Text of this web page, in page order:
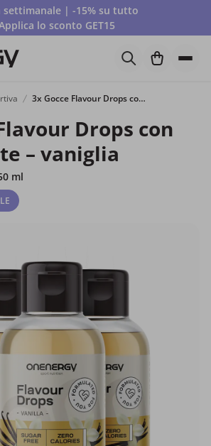
settimanale | -15% su tutto
lo sconto GET15
3x Gocce Flavour Drops con dolcificante – vaniglia
Drops con
– vaniglia
ml